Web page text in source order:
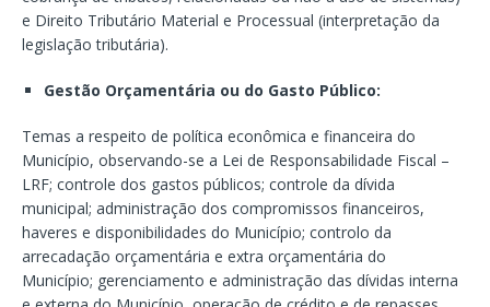
e Direito Tributário Material e Processual (interpretação da
legislação tributária).
Gestão Orçamentária ou do Gasto Público:
Temas a respeito de política econômica e financeira do
Município, observando-se a Lei de Responsabilidade Fiscal –
LRF; controle dos gastos públicos; controle da dívida
municipal; administração dos compromissos financeiros,
haveres e disponibilidades do Município; controlo da
arrecadação orçamentária e extra orçamentária do
Município; gerenciamento e administração das dívidas interna